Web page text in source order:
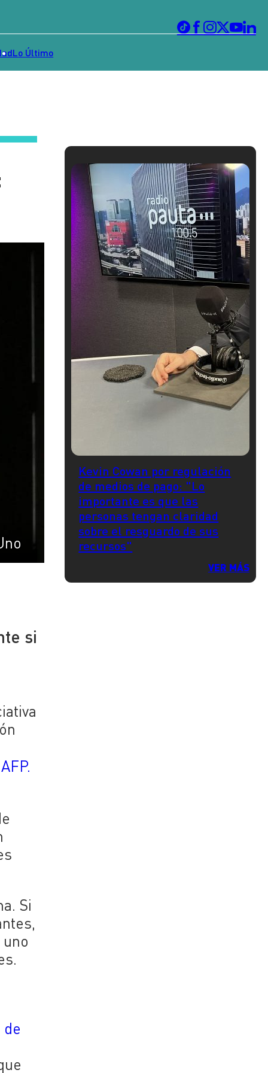
Lo Último
si
Si
Kevin Cowan por regulación
de medios de pago: "Lo
importante es que las
personas tengan claridad
sobre el resguardo de sus
recursos"
VER MÁS